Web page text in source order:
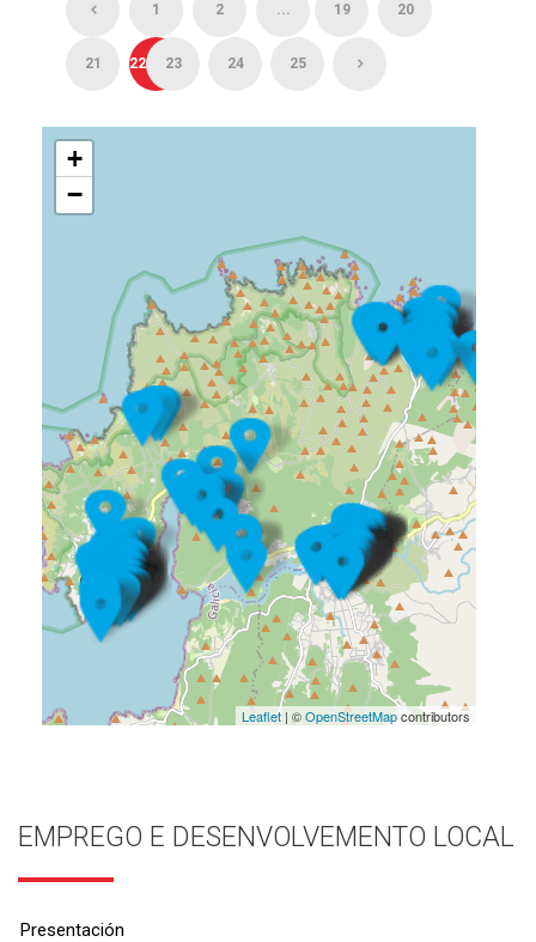
1 2 ... 19 20
21 22 23 24 25
+
−
Leaflet| ©OpenStreetMapcontributors
EMPREGO E DESENVOLVEMENTO LOCAL
Presentación